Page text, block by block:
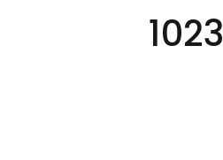
1023